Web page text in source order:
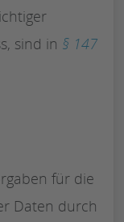
sind in § 147
für die
Daten durch